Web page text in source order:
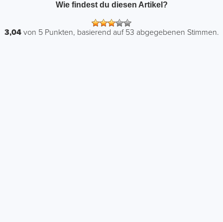
Wie findest du diesen Artikel?
3,04von 5Punkten, basierend auf 53 abgegebenen Stimmen.